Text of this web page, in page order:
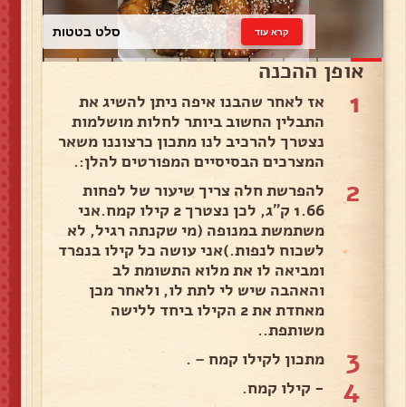
כרוב לבן קרא עוד
אופן ההכנה
1
אז לאחר שהבנו איפה ניתן להשיג את
התבלין החשוב ביותר לחלות מושלמות
נצטרך להרכיב לנו מתכון כרצוננו משאר
המצרכים הבסיסיים המפורטים להלן:.
2
להפרשת חלה צריך שיעור של לפחות
1.66 ק"ג, לכן נצטרך 2 קילו קמח.אני
משתמשת במנופה (מי שקנתה רגיל, לא
לשכוח לנפות.)אני עושה כל קילו בנפרד
ומביאה לו את מלוא התשומת לב
והאהבה שיש לי לתת לו, ולאחר מכן
מאחדת את 2 הקילו ביחד ללישה
משותפת..
3 מתכון לקילו קמח – .
4 - קילו קמח.